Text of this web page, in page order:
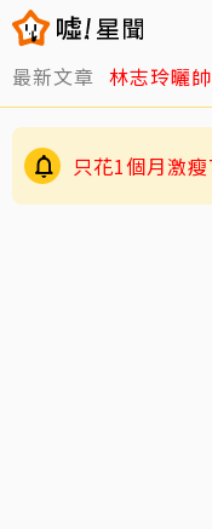
最新文章 林志玲曬
只花1個月激